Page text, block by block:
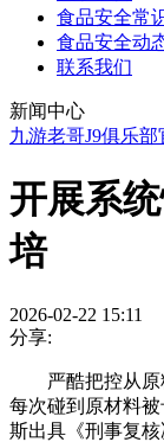
食品安全常
食品安全动
联系我们
新闻中心
九游老哥J9俱乐部
开展系
培
2026-02-22 15:11
分享:
严酷把控从原
每次碰到原材料
斯出具《刑事复